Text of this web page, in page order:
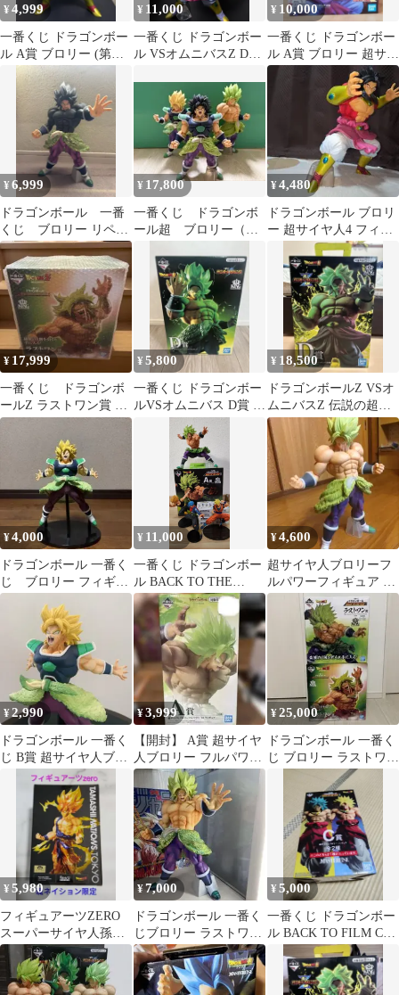
¥4,999
一番くじ ドラゴンボー
ル A賞 ブロリー (第四
形態復活) フィギュア
¥ 11,000
一番くじ ドラゴンボー
ル VSオムニバスZ D賞
¥ 10,000
一番くじ ドラゴンボー
ル A賞 ブロリー 超サイ
ヤ人4 フィギュア
¥6,999
ドラゴンボール 一番
くじ ブロリー リペイ
ントMASTERLISE
¥ 17,800
一番くじ ドラゴンボ
ール超 ブロリー（怒
人、フルパワー）
¥4,480
ドラゴンボール ブロリ
ー 超サイヤ人4 フィギ
ュア 一番くじ・A賞
¥ 17,999
一番くじ ドラゴンボ
ールZ ラストワン賞 ブ
ロリー
¥5,800
一番くじ ドラゴンボー
ルVSオムニバス D賞 超
サイヤ人ブロリーフル
¥ 18,500
ドラゴンボールZ VSオ
ムニバスZ 伝説の超サ
イヤ人ブロリー
¥4,000
ドラゴンボール 一番く
じ ブロリー フィギュ
ア
¥ 11,000
一番くじ ドラゴンボー
ル BACK TO THE
FILM A賞 ブロリー 他
¥4,600
超サイヤ人ブロリーフ
ルパワーフィギュア 一
番くじC賞
¥2,990
ドラゴンボール 一番く
じ B賞 超サイヤ人ブロ
リー フィギュア 箱付き
¥3,999
【開封】 A賞 超サイヤ
人ブロリー フルパワー
’18 フィギュア
¥25,000
ドラゴンボール 一番く
じ ブロリー ラストワン
賞 ２個セット
¥5,980
フィギュアーツZERO
スーパーサイヤ人孫悟
空 Tokyo Limited 限定
¥7,000
ドラゴンボール 一番く
じブロリー ラストワン
賞
¥5,000
一番くじ ドラゴンボー
ル BACK TO FILM C賞
ブロリー hiro